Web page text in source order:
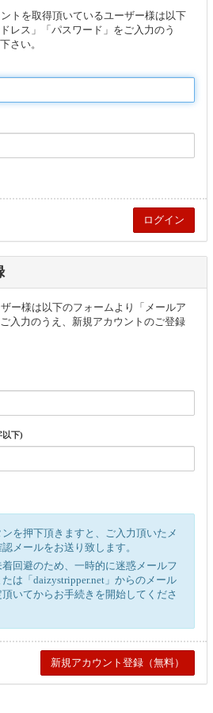
トを取得頂いているユーザー様は以下
レス」「パスワード」をご入力のう
さい。
ー様は以下のフォームより「メールア
入力のうえ、新規アカウントのご登録
以下)
を押下頂きますと、ご入力頂いたメ
メールをお送り致します。
回避のため、一時的に迷惑メールフ
は「daizystripper.net」からのメール
いてからお手続きを開始してくださ